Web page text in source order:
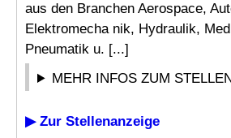
aus den Branchen Aerospace,
Elektromecha nik, Hydraulik,
Pneumatik u. [...]
MEHR INFOS ZUM
▶ Zur Stellenanzeige